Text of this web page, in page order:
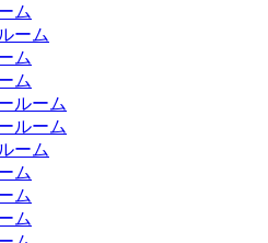
ム
ーム
ム
ム
ルーム
ルーム
ーム
ム
ム
ム